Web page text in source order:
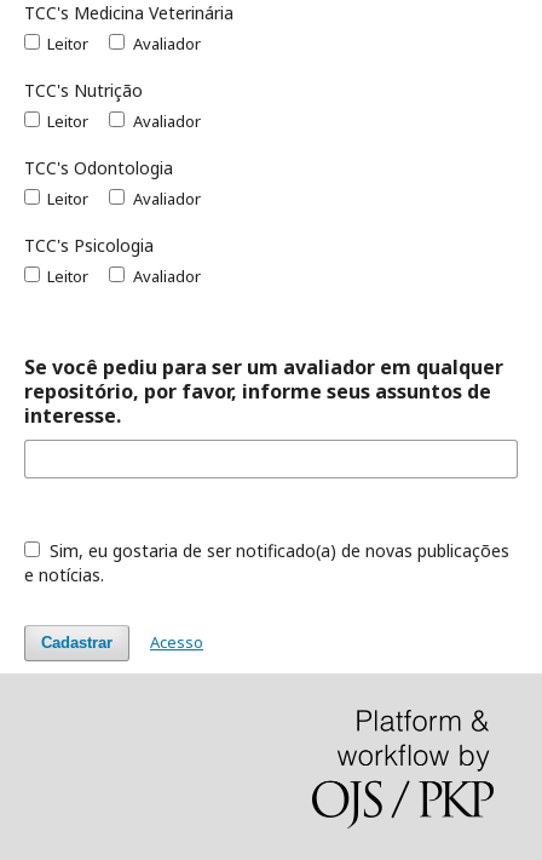
TCC's Medicina Veterinária
Leitor Avaliador
TCC's Nutrição
Leitor Avaliador
TCC's Odontologia
Leitor Avaliador
TCC's Psicologia
Leitor Avaliador
Se você pediu para ser um avaliador em qualquer
repositório, por favor, informe seus assuntos de
interesse.
Sim, eu gostaria de ser notificado(a) de novas publicações
e notícias.
Cadastrar Acesso